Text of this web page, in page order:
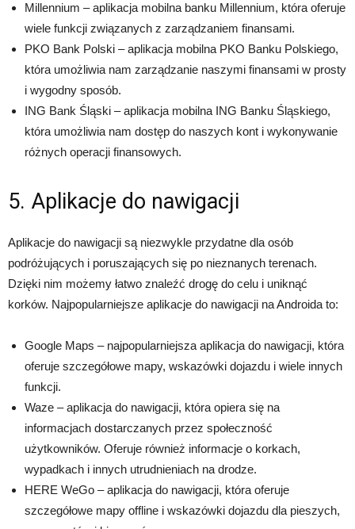
Millennium – aplikacja mobilna banku Millennium, która oferuje
wiele funkcji związanych z zarządzaniem finansami.
PKO Bank Polski – aplikacja mobilna PKO Banku Polskiego,
która umożliwia nam zarządzanie naszymi finansami w prosty
i wygodny sposób.
ING Bank Śląski – aplikacja mobilna ING Banku Śląskiego,
która umożliwia nam dostęp do naszych kont i wykonywanie
różnych operacji finansowych.
5. Aplikacje do nawigacji
Aplikacje do nawigacji są niezwykle przydatne dla osób
podróżujących i poruszających się po nieznanych terenach.
Dzięki nim możemy łatwo znaleźć drogę do celu i uniknąć
korków. Najpopularniejsze aplikacje do nawigacji na Androida to:
Google Maps – najpopularniejsza aplikacja do nawigacji, która
oferuje szczegółowe mapy, wskazówki dojazdu i wiele innych
funkcji.
Waze – aplikacja do nawigacji, która opiera się na
informacjach dostarczanych przez społeczność
użytkowników. Oferuje również informacje o korkach,
wypadkach i innych utrudnieniach na drodze.
HERE WeGo – aplikacja do nawigacji, która oferuje
szczegółowe mapy offline i wskazówki dojazdu dla pieszych,